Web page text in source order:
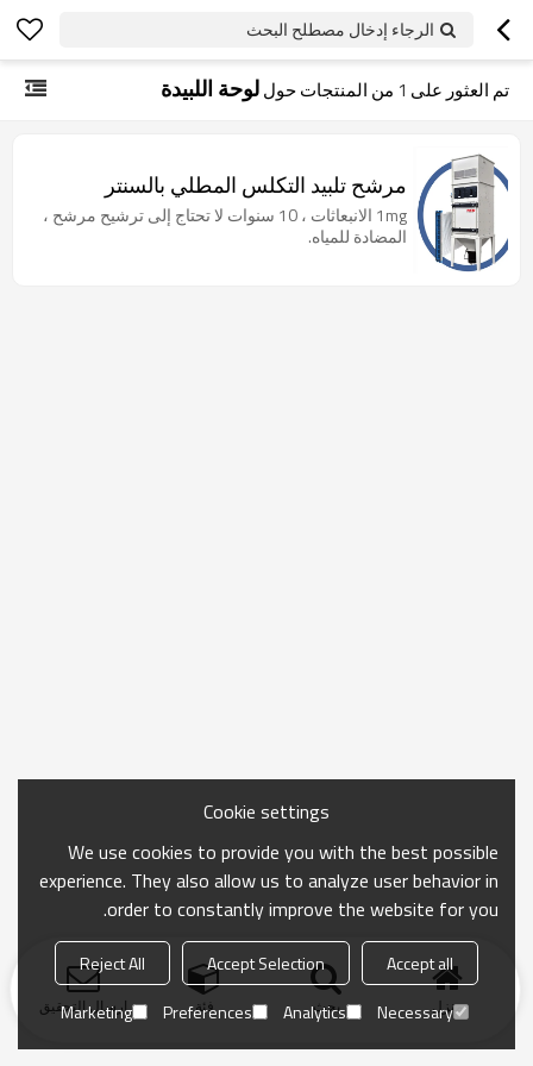
الرجاء إدخال مصطلح البحث
تم العثور على 1 من المنتجات حوللوحة اللبيدة
مرشح تلبيد التكلس المطلي بالسنتر
1mg الانبعاثات ، 10 سنوات لا تحتاج إلى ترشيح مرشح ،
المضادة للمياه.
منزل بحث فئة ارسال التحقيق
Cookie settings
We use cookies to provide you with the best possible
experience. They also allow us to analyze user behavior in
order to constantly improve the website for you.
Accept all
Accept Selection
Reject All
Necessary
Analytics
Preferences
Marketing